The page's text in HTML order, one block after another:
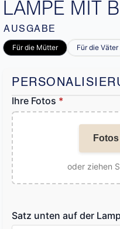
LAMPE MIT
AUSGABE
Für die Mütter Für die Väter
Ihre Fotos *
oder ziehen
Satz unten auf der